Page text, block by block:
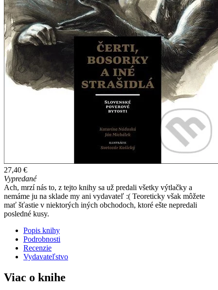
27,40 €
Vypredané
Ach, mrzí nás to, z tejto knihy sa už predali všetky výtlačky a
nemáme ju na sklade my ani vydavateľ :( Teoreticky však môžete
mať šťastie v niektorých iných obchodoch, ktoré ešte nepredali
posledné kusy.
Popis knihy
Podrobnosti
Recenzie
Vydavateľstvo
Viac o knihe